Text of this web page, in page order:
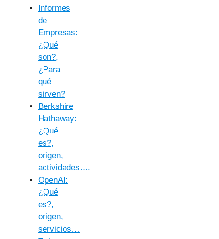
Informes
de
Empresas:
¿Qué
son?,
¿Para
qué
sirven?
Berkshire
Hathaway:
¿Qué
es?,
origen,
actividades….
OpenAI:
¿Qué
es?,
origen,
servicios…